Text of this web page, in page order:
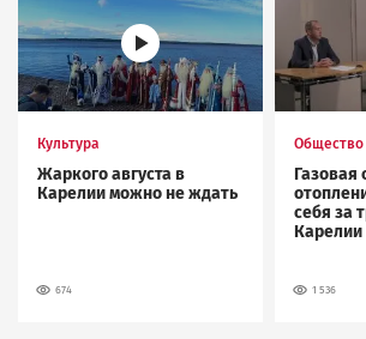
Культура
Жаркого августа в
Карелии можно не ждать
674
Общество
Газовая
себя за
Карелии
1 536